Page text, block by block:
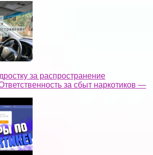
за распространение
за сбыт наркотиков —